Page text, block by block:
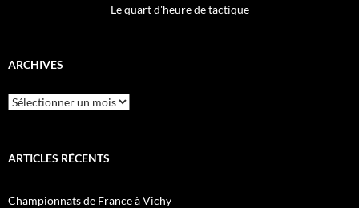
Le quart d'heure de tactique
ARCHIVES
Archives
ARTICLES RÉCENTS
Championnats de France à Vichy